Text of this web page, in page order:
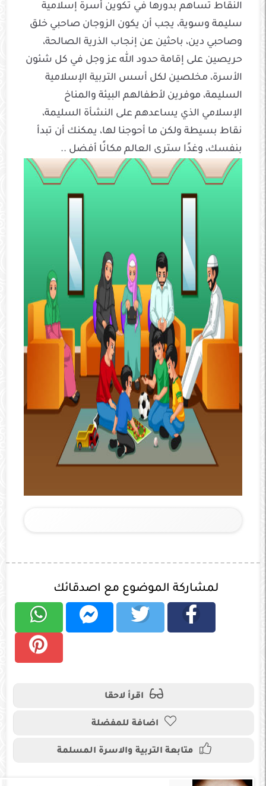
النقاط تساهم بدورها في تكوين أسرة إسلامية
سليمة وسوية، يجب أن يكون الزوجان صاحبي خلق
وصاحبي دين، باحثين عن إنجاب الذرية الصالحة،
حريصين على إقامة حدود الله عز وجل في كل شئون
الأسرة، مخلصين لكل أسس التربية الإسلامية
السليمة، موفرين لأطفالهم البيئة والمناخ
الإسلامي الذي يساعدهم على النشأة السليمة،
نقاط بسيطة ولكن ما أحوجنا لها، يمكنك أن تبدأ
بنفسك، وغدًا سترى العالم مكانًا أفضل ..
لمشاركة الموضوع مع اصدقائك
اقرأ لاحقا
اضافة للمفضلة
متابعة التربية والاسرة المسلمة